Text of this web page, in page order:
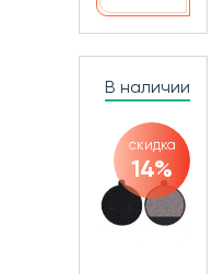
В наличии
скидка
14%